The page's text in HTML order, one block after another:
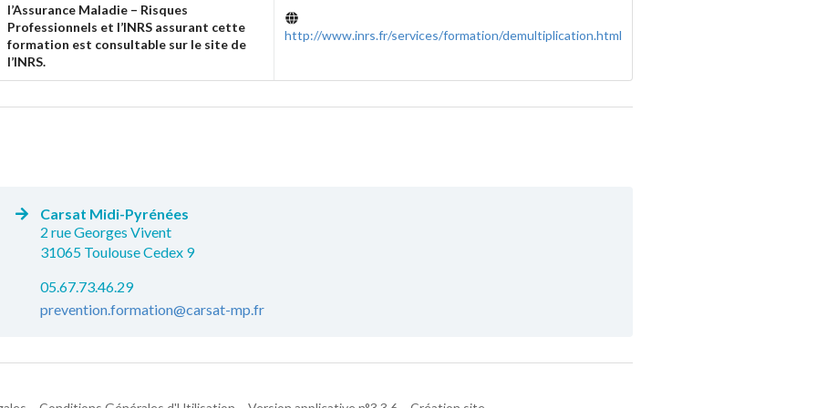
l’Assurance Maladie – Risques
Professionnels et l’INRS assurant cette
formation est consultable sur le site de
l’INRS.
http://www.inrs.fr/services/formation/demultiplication.html
Carsat Midi-Pyrénées
2 rue Georges Vivent
31065 Toulouse Cedex 9
05.67.73.46.29
prevention.formation@carsat-mp.fr